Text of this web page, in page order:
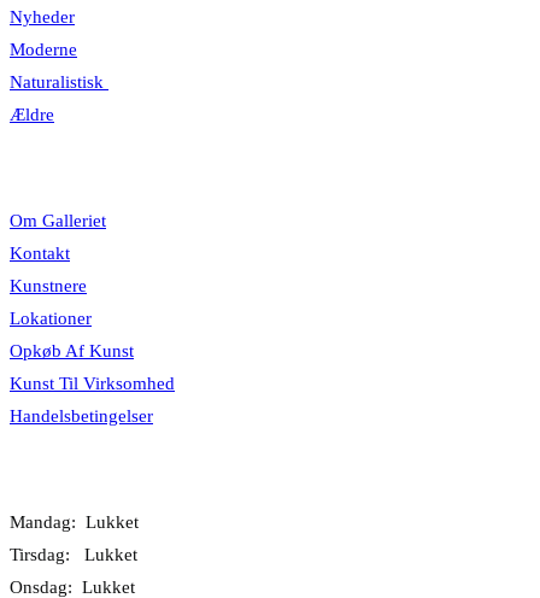
Nyheder
Moderne
Naturalistisk
Ældre
Om Galleriet
Kontakt
Kunstnere
Lokationer
Opkøb Af Kunst
Kunst Til Virksomhed
Handelsbetingelser
Mandag: Lukket
Tirsdag: Lukket
Onsdag: Lukket